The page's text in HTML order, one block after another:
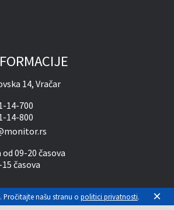
14, Vračar
14-700
14-800
09-20 časova
časova
twitterpinterestinstagram
youtube
Pročitajte našu stranu o politici privatnosti. ×